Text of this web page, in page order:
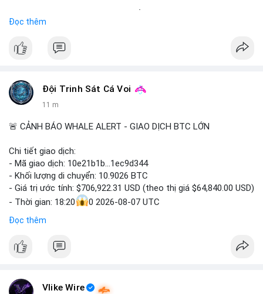
trong các lĩnh vực ô tô, logistics và thiết bị thông minh.
Doanh nghiệp cần theo dõi xu hướng này để nắm bắt cơ hội
Đọc thêm
Đội Trinh Sát Cá Voi
12 m
🚨 CẢNH BÁO WHALE ALERT - GIAO DỊCH BTC LỚN
Chi tiết giao dịch:
- Mã giao dịch: 10e21b1b...1ec9d344
- Khối lượng di chuyển: 10.9026 BTC
- Giá trị ước tính: $706,922.31 USD (theo thị giá $64,840.00 USD)
- Thời gian: 18:20
0 2026-08-07 UTC
Nhận định phân tích:
Giao dịch 10.9 BTC trị giá hơn 706 nghìn USD được thực hiện
trong khung giờ thanh khoản mỏng (giờ châu Á) cho thấy chủ
chạm vùng kháng cự, hoặc gom vào ví lạnh tích lũy dài hạn. Với
Đọc thêm
Vlike Wire